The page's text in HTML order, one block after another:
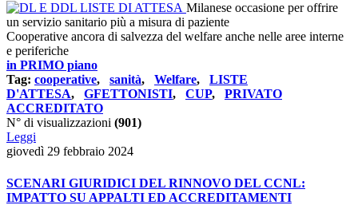
Milanese occasione per offrire
un servizio sanitario più a misura di paziente
Cooperative ancora di salvezza del welfare anche nelle aree interne
e periferiche
in PRIMO piano
Tag: cooperative, sanità, Welfare, LISTE
D'ATTESA, GFETTONISTI, CUP, PRIVATO
ACCREDITATO
N° di visualizzazioni (901)
Leggi
giovedì 29 febbraio 2024
SCENARI GIURIDICI DEL RINNOVO DEL CCNL:
IMPATTO SU APPALTI ED ACCREDITAMENTI